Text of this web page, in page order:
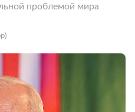
проблемой мира